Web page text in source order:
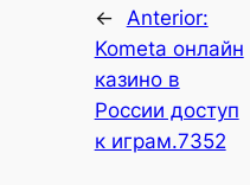
← Anterior:
Kometa онлайн
казино в
России доступ
к играм.7352